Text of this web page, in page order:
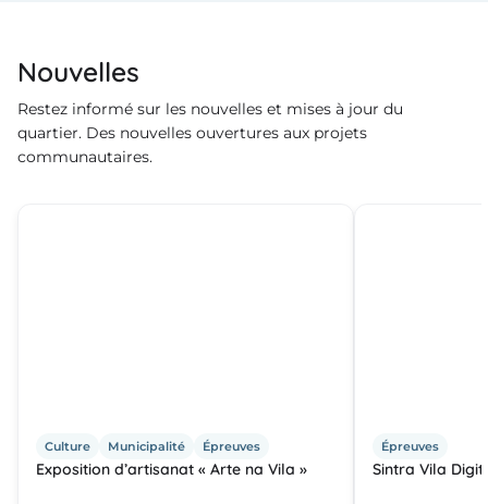
Nouvelles
Restez informé sur les nouvelles et mises à jour du
quartier. Des nouvelles ouvertures aux projets
communautaires.
Culture Municipalité Épreuves
Exposition d’artisanat « Arte na Vila »
Épreuves
Sintra Vila